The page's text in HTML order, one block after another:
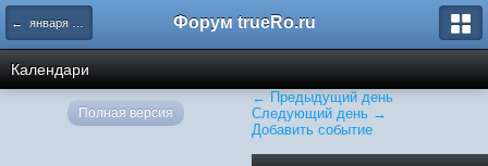
← января 2025 Форум trueRo.ru
Календари
← Предыдущий день
Следующий день →
Добавить событие
Полная версия